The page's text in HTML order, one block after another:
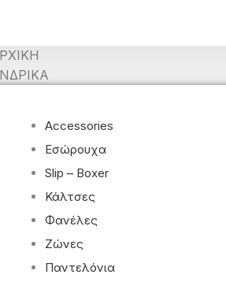
Accessories
Εσώρουχα
Slip – Boxer
Κάλτσες
Φανέλες
Ζώνες
Παντελόνια